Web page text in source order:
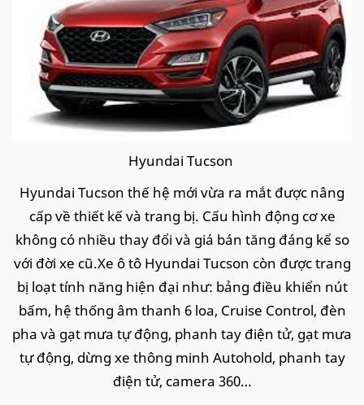
Hyundai Tucson
Hyundai Tucson thế hệ mới vừa ra mắt được nâng
cấp về thiết kế và trang bị. Cấu hình động cơ xe
không có nhiều thay đổi và giá bán tăng đáng kể so
với đời xe cũ.Xe ô tô Hyundai Tucson còn được trang
bị loạt tính năng hiện đại như: bảng điều khiển nút
bấm, hệ thống âm thanh 6 loa, Cruise Control, đèn
pha và gạt mưa tự động, phanh tay điện tử, gạt mưa
tự động, dừng xe thông minh Autohold, phanh tay
điện tử, camera 360…